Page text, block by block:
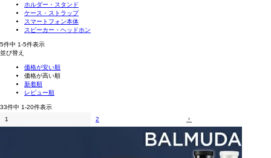
ホルダー・スタンド
ケース・ストラップ
スマートフォン本体
スピーカー・ヘッドホン
5件中 1-5件表示
並び替え
価格が安い順
価格が高い順
新着順
レビュー順
33件中 1-20件表示
1
2